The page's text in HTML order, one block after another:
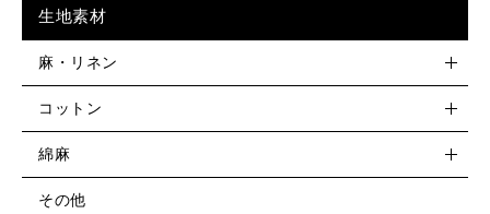
生地素材
麻・リネン
コットン
綿麻
その他